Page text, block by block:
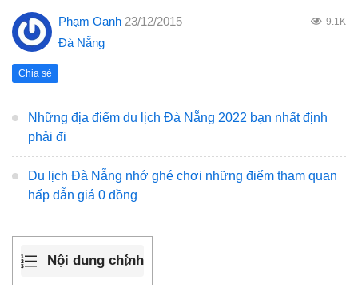
Phạm Oanh 23/12/2015 9.1K
Đà Nẵng
Chia sẻ
Những địa điểm du lịch Đà Nẵng 2022 bạn nhất định
phải đi
Du lịch Đà Nẵng nhớ ghé chơi những điểm tham quan
hấp dẫn giá 0 đồng
Nội dung chính